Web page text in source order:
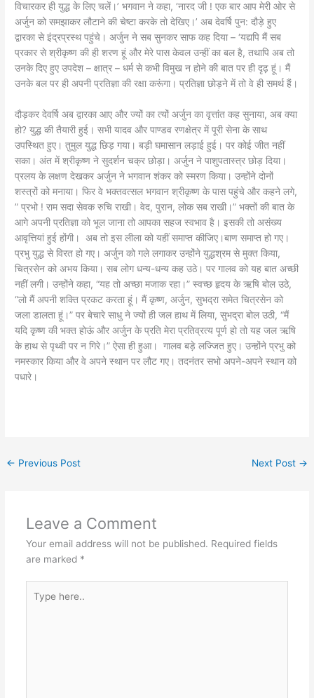
विचारकर ही युद्ध के लिए चलें।’ भगवान ने कहा, ‘नारद जी ! एक बार आप मेरी ओर से
अर्जुन को समझाकर लौटाने की चेष्टा करके तो देखिए।’ अब देवर्षि पुन: दौड़े हुए
द्वारका से इंद्रप्रस्थ पहुंचे। अर्जुन ने सब सुनकर साफ कह दिया – ‘यद्यपि मैं सब
प्रकार से श्रीकृष्ण की ही शरण हूं और मेरे पास केवल उन्हीं का बल है, तथापि अब तो
उनके दिए हुए उपदेश – क्षात्र – धर्म से कभी विमुख न होने की बात पर ही दृढ़ हूं। मैं
उनके बल पर ही अपनी प्रतिज्ञा की रक्षा करूंगा। प्रतिज्ञा छोड़ने में तो वे ही समर्थ हैं।
दौड़कर देवर्षि अब द्वारका आए और ज्यों का त्यों अर्जुन का वृत्तांत कह सुनाया, अब क्या
हो? युद्ध की तैयारी हुई। सभी यादव और पाण्डव रणक्षेत्र में पूरी सेना के साथ
उपस्थित हुए। तुमुल युद्ध छिड़ गया। बड़ी घमासान लड़ाई हुई। पर कोई जीत नहीं
सका। अंत में श्रीकृष्ण ने सुदर्शन चक्र छोड़ा। अर्जुन ने पाशुपतास्त्र छोड़ दिया।
प्रलय के लक्षण देखकर अर्जुन ने भगवान शंकर को स्मरण किया। उन्होंने दोनों
शस्त्रों को मनाया। फिर वे भक्तवत्सल भगवान श्रीकृष्ण के पास पहुंचे और कहने लगे,
” प्रभो ! राम सदा सेवक रुचि राखी। वेद, पुरान, लोक सब राखी।” भक्तों की बात के
आगे अपनी प्रतिज्ञा को भूल जाना तो आपका सहज स्वभाव है। इसकी तो असंख्य
आवृत्तियां हुई होंगी। अब तो इस लीला को यहीं समाप्त कीजिए।बाण समाप्त हो गए।
प्रभु युद्ध से विरत हो गए। अर्जुन को गले लगाकर उन्होंने युद्धश्रम से मुक्त किया,
चित्रसेन को अभय किया। सब लोग धन्य-धन्य कह उठे। पर गालव को यह बात अच्छी
नहीं लगी। उन्होंने कहा, “यह तो अच्छा मजाक रहा।” स्वच्छ हृदय के ऋषि बोल उठे,
“लो मैं अपनी शक्ति प्रकट करता हूं। मैं कृष्ण, अर्जुन, सुभद्रा समेत चित्रसेन को
जला डालता हूं।” पर बेचारे साधु ने ज्यों ही जल हाथ में लिया, सुभद्रा बोल उठी, “मैं
यदि कृष्ण की भक्त होऊं और अर्जुन के प्रति मेरा प्रतिव्रत्य पूर्ण हो तो यह जल ऋषि
के हाथ से पृथ्वी पर न गिरे।” ऐसा ही हुआ। गालव बड़े लज्जित हुए। उन्होंने प्रभु को
नमस्कार किया और वे अपने स्थान पर लौट गए। तदनंतर सभो अपने-अपने स्थान को
पधारे।
← Previous Post Next Post →
Leave a Comment
Your email address will not be published. Required fields
are marked *
here..